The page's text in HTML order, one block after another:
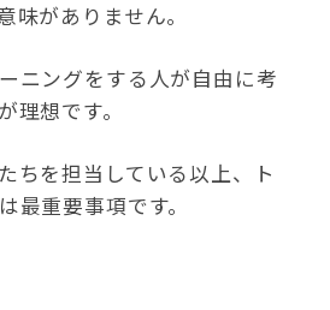
味がありません。
ニングをする人が自由に考
理想です。
ちを担当している以上、ト
最重要事項です。